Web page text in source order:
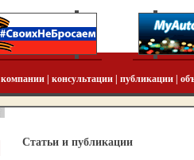
компании консультации публикации
Статьи и публикации